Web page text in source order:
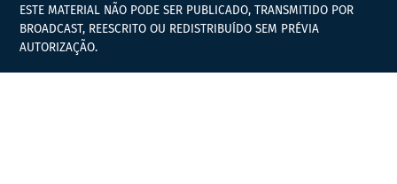
ESTE MATERIAL NÃO PODE SER PUBLICADO, TRANSMITIDO POR
BROADCAST, REESCRITO OU REDISTRIBUÍDO SEM PRÉVIA
AUTORIZAÇÃO.